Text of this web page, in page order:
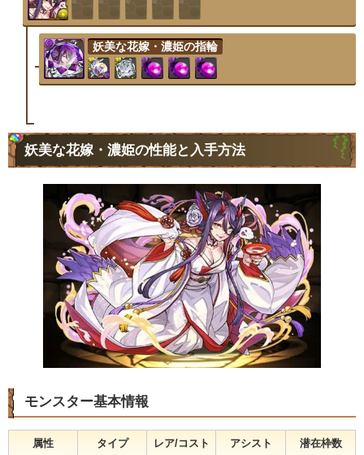
妖美な花嫁・濃姫の指輪
妖美な花嫁・濃姫の性能と入手方法
モンスター基本情報
属性 タイプ レア/コスト アシスト 潜在枠数